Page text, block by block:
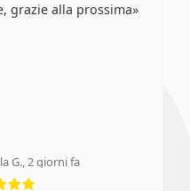
grazie alla prossima
G., 2 giorni fa
valutazione 5 di 5